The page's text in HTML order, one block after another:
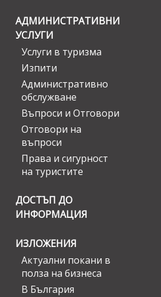
АДМИНИСТРАТИВНИ
УСЛУГИ
Услуги в туризма
Изпити
Административно
обслужване
Въпроси и Отговори
Отговори на
въпроси
Права и сигурност
на туристите
ДОСТЪП ДО
ИНФОРМАЦИЯ
ИЗЛОЖЕНИЯ
Актуални покани в
полза на бизнеса
В България